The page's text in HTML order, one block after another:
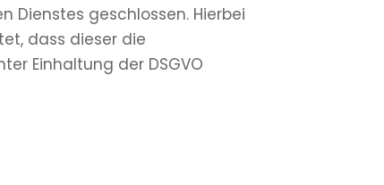
Dienstes geschlossen. Hierbei
dass dieser die
Einhaltung der DSGVO